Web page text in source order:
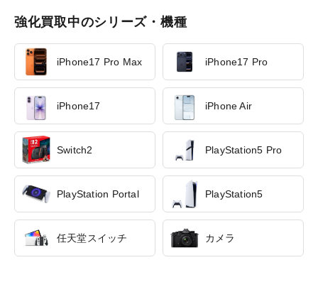
強化買取中のシリーズ・機種
iPhone17 Pro Max iPhone17 Pro
iPhone17 iPhone Air
Switch2 PlayStation5 Pro
PlayStation Portal PlayStation5
任天堂スイッチ カメラ